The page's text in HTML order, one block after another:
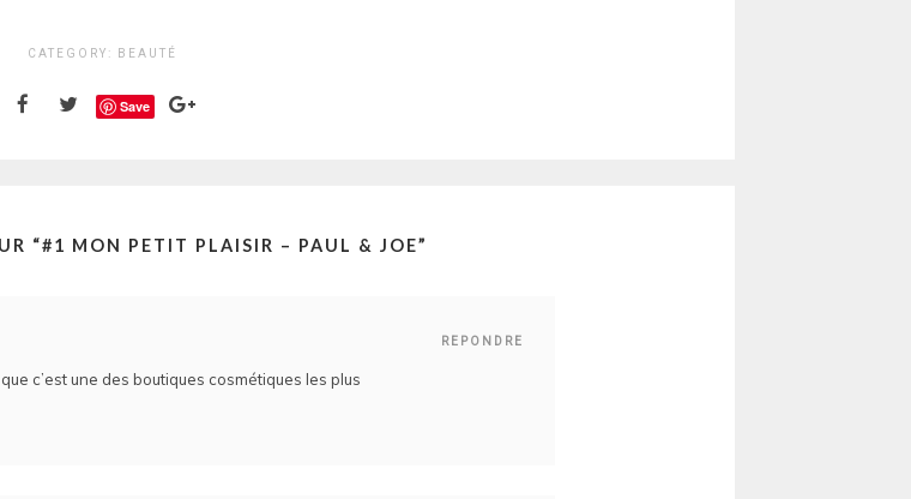
CATEGORY: BEAUTÉ
Save
“#1 MON PETIT PLAISIR – PAUL & JOE”
REPONDRE
c’est une des boutiques cosmétiques les plus